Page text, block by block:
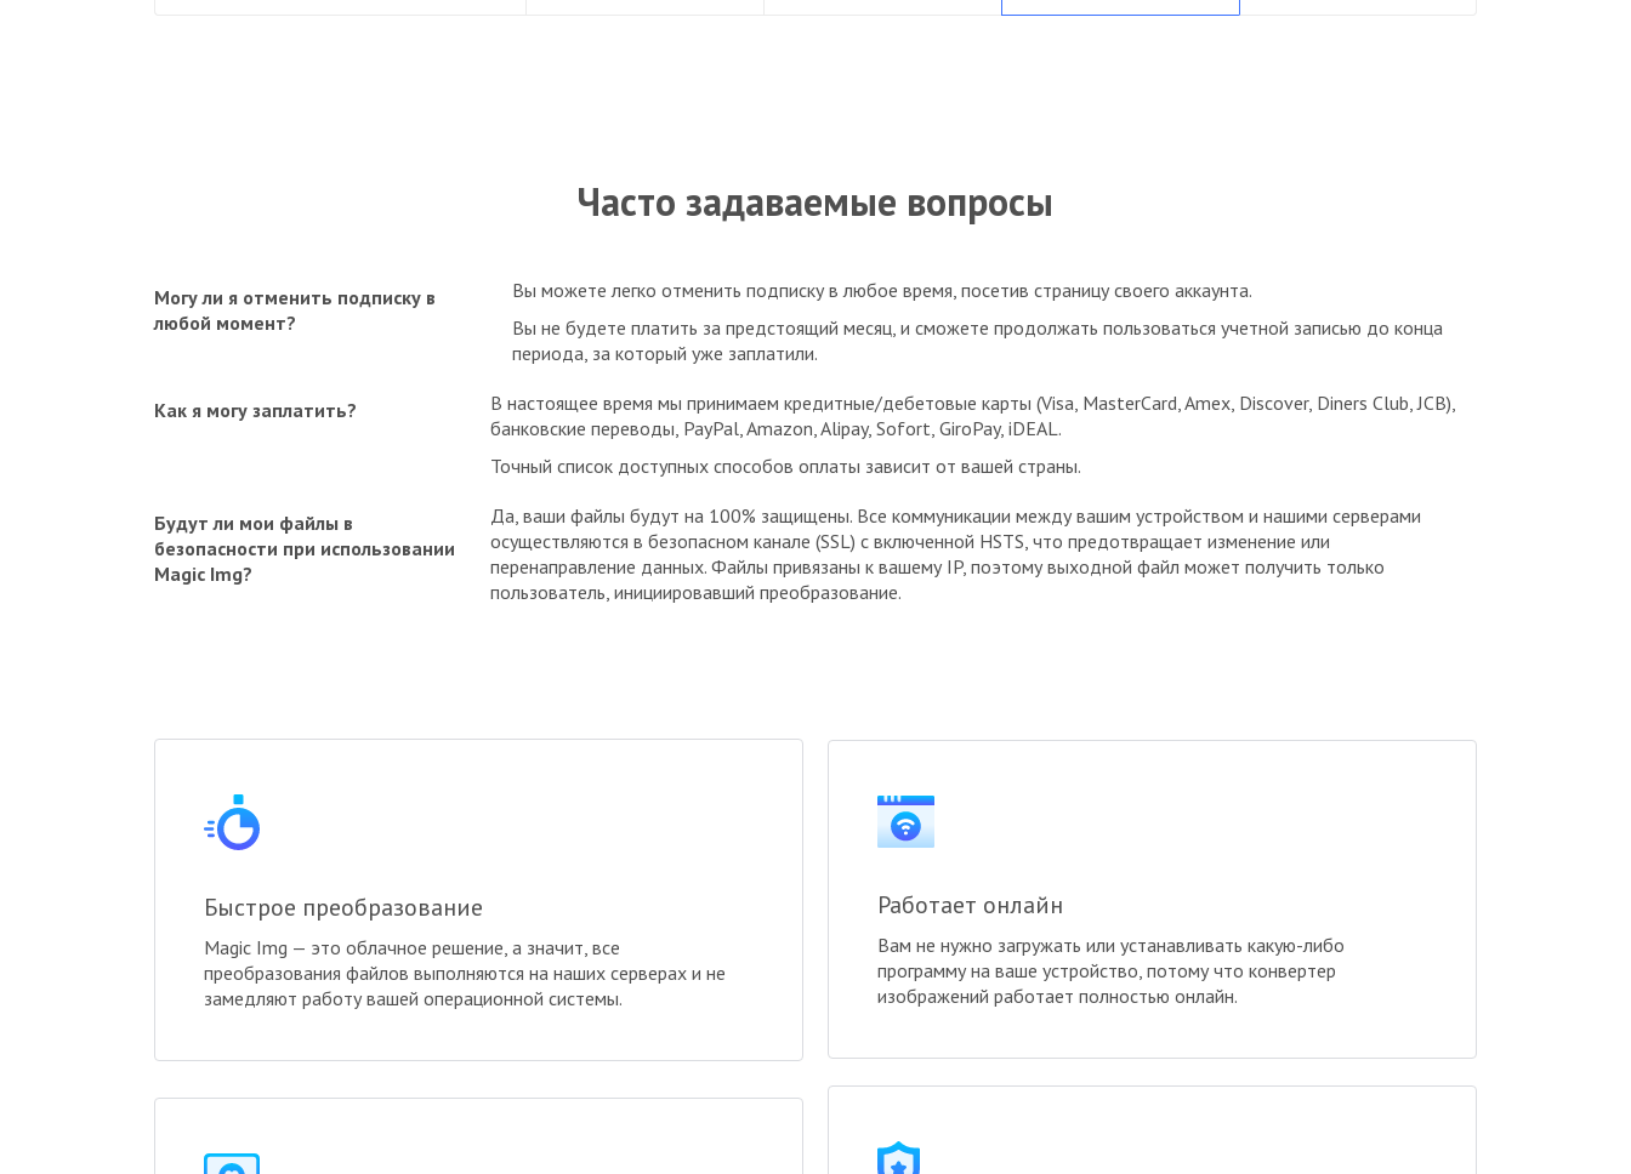
Часто задаваемые вопросы
Могу ли я отменить подписку в
любой момент?
Вы можете легко отменить подписку в любое время, посетив страницу своего аккаунта.
Вы не будете платить за предстоящий месяц, и сможете продолжать пользоваться учетной записью до конца
периода, за который уже заплатили.
Как я могу заплатить?
В настоящее время мы принимаем кредитные/дебетовые карты (Visa, MasterCard, Amex, Discover, Diners Club, JCB),
банковские переводы, PayPal, Amazon, Alipay, Sofort, GiroPay, iDEAL.
Точный список доступных способов оплаты зависит от вашей страны.
Будут ли мои файлы в
безопасности при использовании
Magic Img?
Да, ваши файлы будут на 100% защищены. Все коммуникации между вашим устройством и нашими серверами
осуществляются в безопасном канале (SSL) с включенной HSTS, что предотвращает изменение или
перенаправление данных. Файлы привязаны к вашему IP, поэтому выходной файл может получить только
пользователь, инициировавший преобразование.
Быстрое преобразование
Magic Img — это облачное решение, а значит, все
преобразования файлов выполняются на наших серверах и не
замедляют работу вашей операционной системы.
Работает онлайн
Вам не нужно загружать или устанавливать какую-либо
программу на ваше устройство, потому что конвертер
изображений работает полностью онлайн.